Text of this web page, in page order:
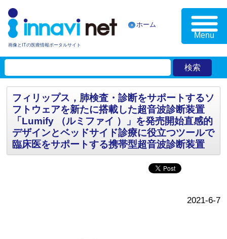
画像とITの医療情報ポータルサイト
ホーム
Menu
フィリップス，肺検査・診断をサポートするソ
フトウェアを新たに搭載した超音波診断装置
「Lumify （ルミファイ ）」を発売開始直感的
デザインとベッドサイド診療に役立つツールで
臨床医をサポートする携帯型超音波診断装置
2021-6-7